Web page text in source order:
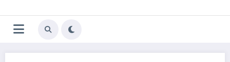
au
contenu
Trivela
L'actualité du football